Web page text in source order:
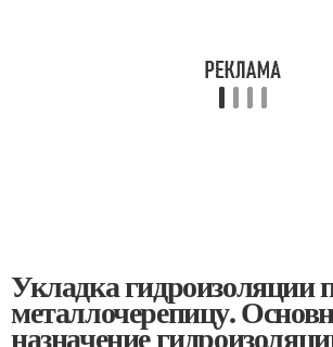
Укладка гидроизоляции
металлочерепицу.
назначение